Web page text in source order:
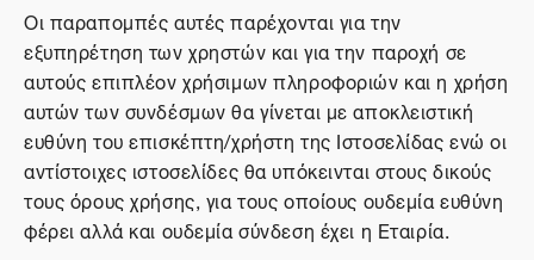
Οι παραπομπές αυτές παρέχονται για την
εξυπηρέτηση των χρηστών και για την παροχή σε
αυτούς επιπλέον χρήσιμων πληροφοριών και η χρήση
αυτών των συνδέσμων θα γίνεται με αποκλειστική
ευθύνη του επισκέπτη/χρήστη της Ιστοσελίδας ενώ οι
αντίστοιχες ιστοσελίδες θα υπόκεινται στους δικούς
τους όρους χρήσης, για τους οποίους ουδεμία ευθύνη
φέρει αλλά και ουδεμία σύνδεση έχει η Εταιρία.